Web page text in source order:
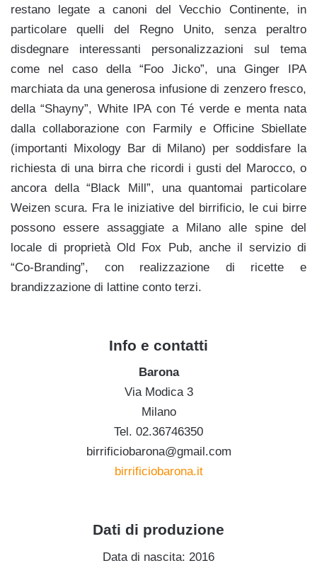
restano legate a canoni del Vecchio Continente, in
particolare quelli del Regno Unito, senza peraltro
disdegnare interessanti personalizzazioni sul tema
come nel caso della “Foo Jicko”, una Ginger IPA
marchiata da una generosa infusione di zenzero fresco,
della “Shayny”, White IPA con Té verde e menta nata
dalla collaborazione con Farmily e Officine Sbiellate
(importanti Mixology Bar di Milano) per soddisfare la
richiesta di una birra che ricordi i gusti del Marocco, o
ancora della “Black Mill”, una quantomai particolare
Weizen scura. Fra le iniziative del birrificio, le cui birre
possono essere assaggiate a Milano alle spine del
locale di proprietà Old Fox Pub, anche il servizio di
“Co-Branding”, con realizzazione di ricette e
brandizzazione di lattine conto terzi.
Info e contatti
Barona
Via Modica 3
Milano
Tel. 02.36746350
birrificiobarona@gmail.com
birrificiobarona.it
Dati di produzione
Data di nascita: 2016